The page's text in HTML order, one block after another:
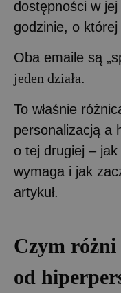
dostępności w
godzinie, o
Oba emaile są
jeden działa.
To właśnie
personalizacją a
o tej drugiej –
wymaga i jak
artykuł.
Czym różni
od